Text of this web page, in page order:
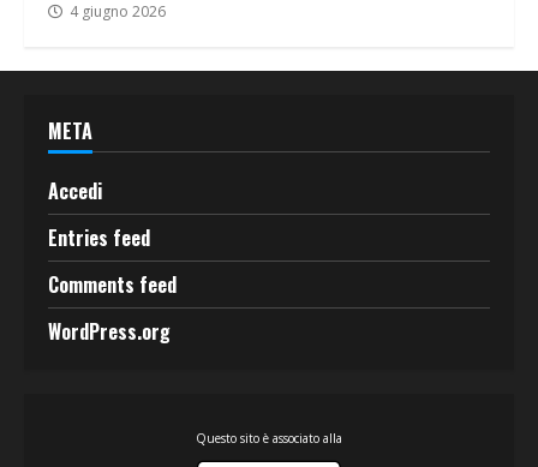
4 giugno 2026
META
Accedi
Entries feed
Comments feed
WordPress.org
Questo sito è associato alla